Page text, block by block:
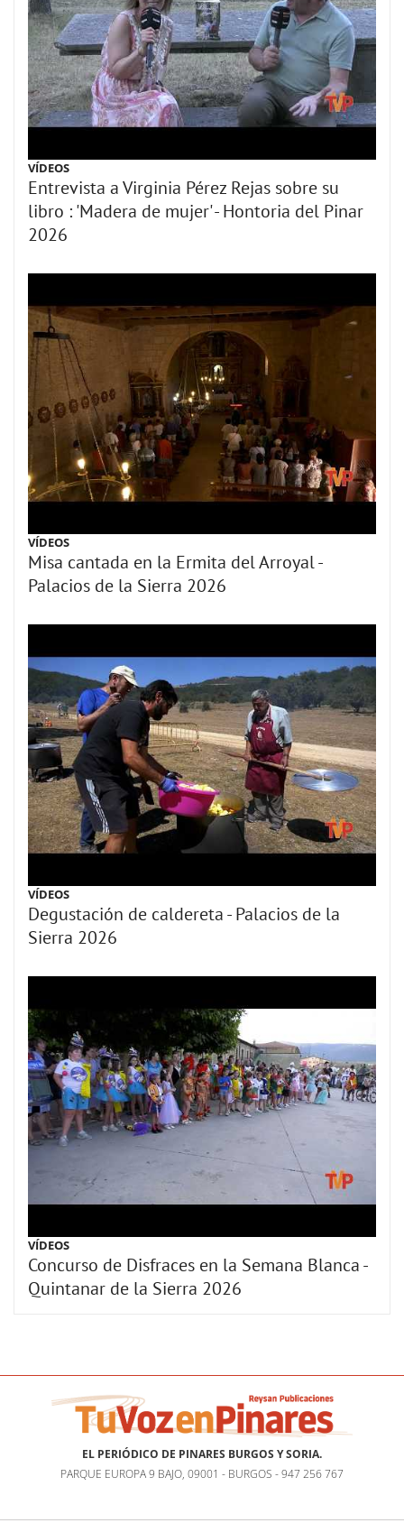
VÍDEOS
Entrevista a Virginia Pérez Rejas sobre su
libro : 'Madera de mujer' - Hontoria del Pinar
2026
VÍDEOS
Misa cantada en la Ermita del Arroyal -
Palacios de la Sierra 2026
VÍDEOS
Degustación de caldereta - Palacios de la
Sierra 2026
VÍDEOS
Concurso de Disfraces en la Semana Blanca -
Quintanar de la Sierra 2026
EL PERIÓDICO DE PINARES BURGOS Y SORIA.
PARQUE EUROPA 9 BAJO, 09001 - BURGOS - 947 256 767